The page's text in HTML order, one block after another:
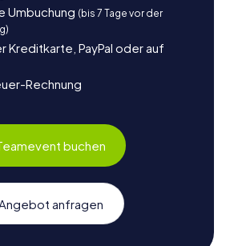
in Paterna!
Umbuchung (bis 7 Tage vor der
Kreditkarte, PayPal oder auf
Rechnung
buchen
Angebot anfragen